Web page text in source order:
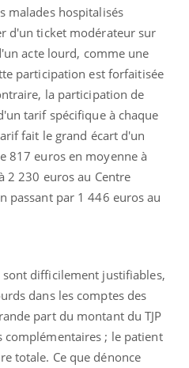
malades hospitalisés
d'un ticket modérateur sur
acte lourd, comme une
participation est forfaitisée
la participation de
tarif spécifique à chaque
fait le grand écart d'un
817 euros en moyenne à
2 230 euros au Centre
passant par 1 446 euros au
sont difficilement justifiables,
dans les comptes des
part du montant du TJP
complémentaires ; le patient
totale. Ce que dénonce